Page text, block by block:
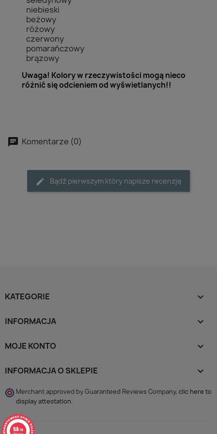
niebieski
beżowy
różowy
czerwony
pomarańczowy
brązowy
Uwaga! Kolory w rzeczywistości mogą nieco
różnić się odcieniem od wyświetlanych!!
Komentarze (0)
Bądź pierwszym który napisze recenzję
KATEGORIE 
INFORMACJA 
MOJE KONTO 
INFORMACJA O SKLEPIE keyboard_arrow_down
Merchant approved by Guaranteed Reviews Company, clic here to
display attestation.
9.8/10